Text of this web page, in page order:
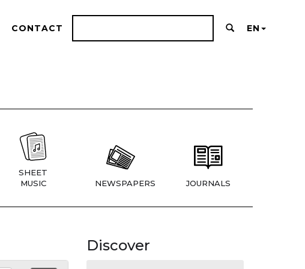
CONTACT EN
SHEET
MUSIC
NEWSPAPERS JOURNALS
Discover